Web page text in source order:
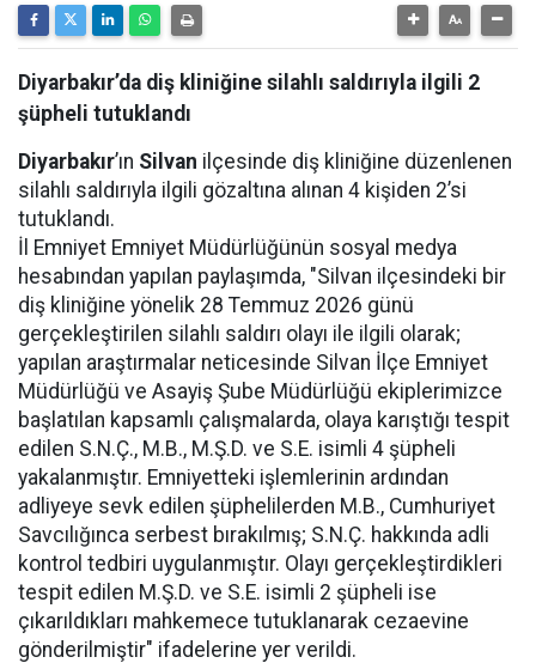
Diyarbakır’da diş kliniğine silahlı saldırıyla ilgili 2
şüpheli tutuklandı
Diyarbakır’ın Silvan ilçesinde diş kliniğine düzenlenen
silahlı saldırıyla ilgili gözaltına alınan 4 kişiden 2’si
tutuklandı.
İl Emniyet Emniyet Müdürlüğünün sosyal medya
hesabından yapılan paylaşımda, "Silvan ilçesindeki bir
diş kliniğine yönelik 28 Temmuz 2026 günü
gerçekleştirilen silahlı saldırı olayı ile ilgili olarak;
yapılan araştırmalar neticesinde Silvan İlçe Emniyet
Müdürlüğü ve Asayiş Şube Müdürlüğü ekiplerimizce
başlatılan kapsamlı çalışmalarda, olaya karıştığı tespit
edilen S.N.Ç., M.B., M.Ş.D. ve S.E. isimli 4 şüpheli
yakalanmıştır. Emniyetteki işlemlerinin ardından
adliyeye sevk edilen şüphelilerden M.B., Cumhuriyet
Savcılığınca serbest bırakılmış; S.N.Ç. hakkında adli
kontrol tedbiri uygulanmıştır. Olayı gerçekleştirdikleri
tespit edilen M.Ş.D. ve S.E. isimli 2 şüpheli ise
çıkarıldıkları mahkemece tutuklanarak cezaevine
gönderilmiştir" ifadelerine yer verildi.